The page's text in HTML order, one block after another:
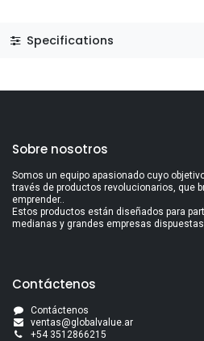
Specifications
Sobre nosotros
Somos un equipo apasionado cuyo
través de productos revolucionarios, que
emprender..
Estos productos están diseñados para
medianas y grandes empresas
Contáctenos
Contáctenos
ventas@globalvalue.ar
+54 3512866215